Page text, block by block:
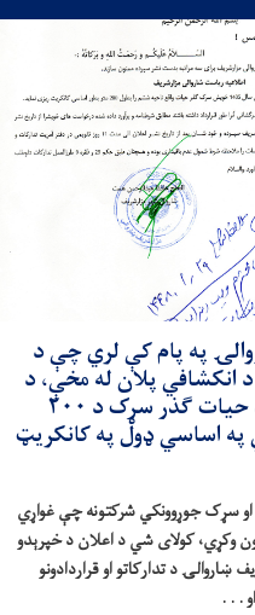
په پام کې لري چې د
د انکشافي پلان له مخې، د
شپږمې ناحیې د حیات ګذر سړک د ۲۰۰
په اساسي ډول په کانکریټ
سړک جوړوونکي شرکتونه چې غواړي
وکړي، کولای شي د اعلان د خپرېدو
د تدارکاتو او قراردادونو
. . .